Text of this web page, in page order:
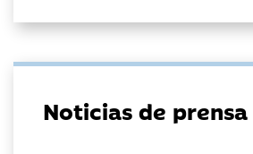
Noticias de prensa